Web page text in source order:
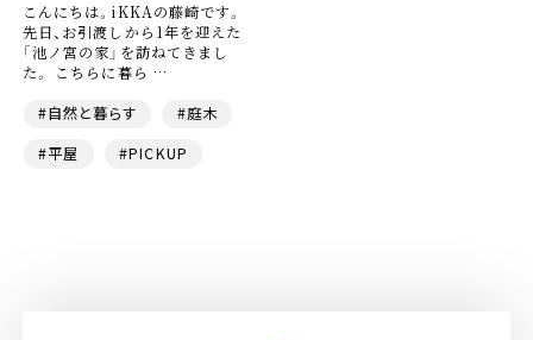
こんにちは。iKKAの藤崎です。
先日、お引渡しから1年を迎えた
「池ノ宮の家」を訪ねてきまし
た。 こちらに暮ら …
#自然と暮らす
#庭木
#平屋
#PICKUP